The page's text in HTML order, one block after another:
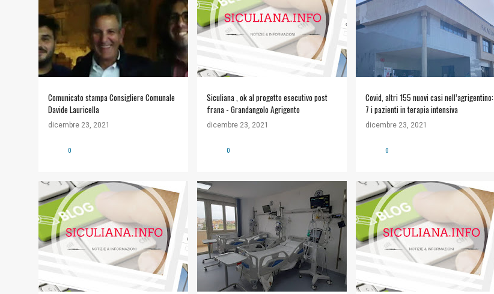
Comunicato stampa Consigliere Comunale
Davide Lauricella
dicembre 23, 2021
0
Siculiana , ok al progetto esecutivo post
frana - Grandangolo Agrigento
dicembre 23, 2021
0
Covid, altri 155 nuovi casi nell’agrigentino:
7 i pazienti in terapia intensiva
dicembre 23, 2021
0